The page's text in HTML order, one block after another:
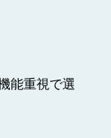
能重視で選